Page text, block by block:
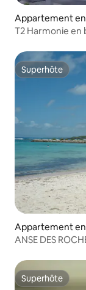
Appartement
T2 Harmonie en
Superhôte
Superhôte
Appartement en
ANSE DES
Superhôte
Superhôte